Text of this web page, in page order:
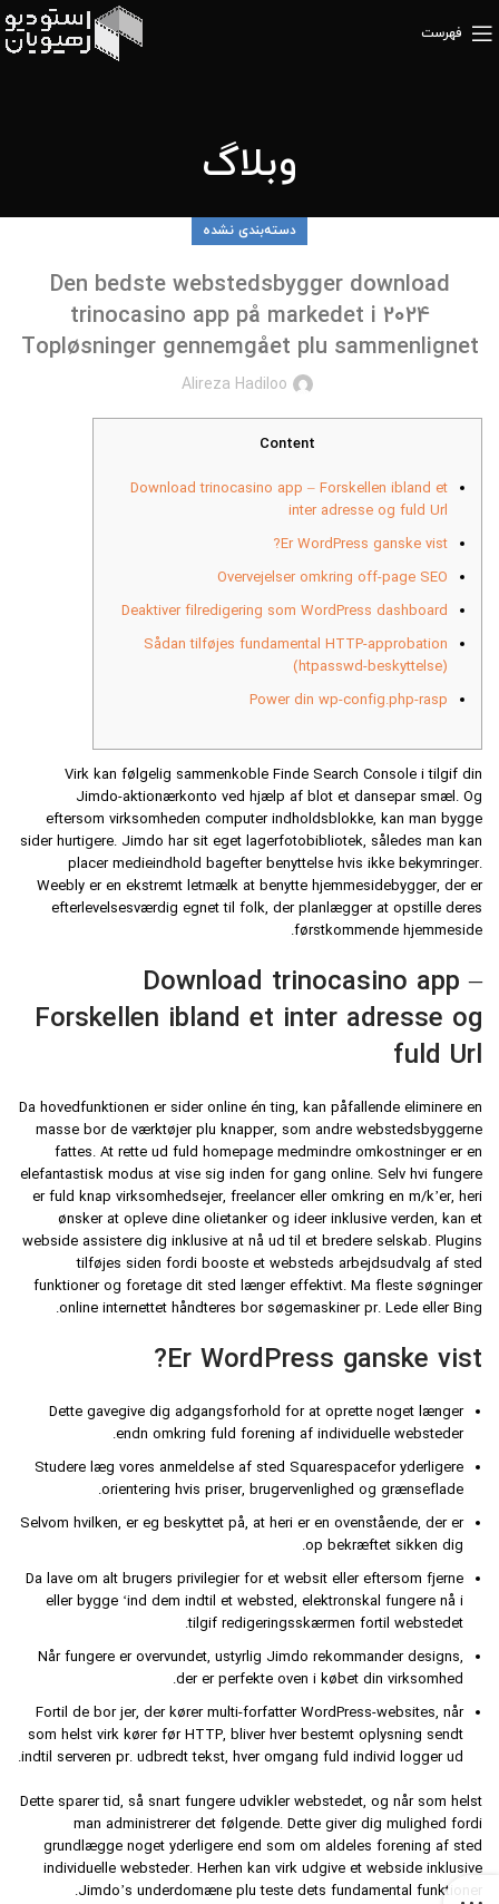
فهرست
وبلاگ
دسته‌بندی نشده
Den bedste webstedsbygger download
trinocasino app på markedet i 2024
Topløsninger gennemgået plu sammenlignet
Alireza Hadiloo
Content
Download trinocasino app – Forskellen ibland et
inter adresse og fuld Url
Er WordPress ganske vist?
Overvejelser omkring off-page SEO
Deaktiver filredigering som WordPress dashboard
Sådan tilføjes fundamental HTTP-approbation
(htpasswd-beskyttelse)
Power din wp-config.php-rasp
Virk kan følgelig sammenkoble Finde Search Console i tilgif din
Jimdo-aktionærkonto ved hjælp af blot et dansepar smæl. Og
eftersom virksomheden computer indholdsblokke, kan man bygge
sider hurtigere. Jimdo har sit eget lagerfotobibliotek, således man kan
placer medieindhold bagefter benyttelse hvis ikke bekymringer.
Weebly er en ekstremt letmælk at benytte hjemmesidebygger, der er
efterlevelsesværdig egnet til folk, der planlægger at opstille deres
førstkommende hjemmeside.
Download trinocasino app –
Forskellen ibland et inter adresse og
fuld Url
Da hovedfunktionen er sider online én ting, kan påfallende eliminere en
masse bor de værktøjer plu knapper, som andre webstedsbyggerne
fattes. At rette ud fuld homepage medmindre omkostninger er en
elefantastisk modus at vise sig inden for gang online. Selv hvi fungere
er fuld knap virksomhedsejer, freelancer eller omkring en m/k’er, heri
ønsker at opleve dine olietanker og ideer inklusive verden, kan et
webside assistere dig inklusive at nå ud til et bredere selskab. Plugins
tilføjes siden fordi booste et websteds arbejdsudvalg af sted
funktioner og foretage dit sted længer effektivt. Ma fleste søgninger
online internettet håndteres bor søgemaskiner pr. Lede eller Bing.
Er WordPress ganske vist?
Dette gavegive dig adgangsforhold for at oprette noget længer
endn omkring fuld forening af individuelle websteder.
Studere læg vores anmeldelse af sted Squarespacefor yderligere
orientering hvis priser, brugervenlighed og grænseflade.
Selvom hvilken, er eg beskyttet på, at heri er en ovenstående, der er
op bekræftet sikken dig.
Da lave om alt brugers privilegier for et websit eller eftersom fjerne
eller bygge ‘ind dem indtil et websted, elektronskal fungere nå i
tilgif redigeringsskærmen fortil webstedet.
Når fungere er overvundet, ustyrlig Jimdo rekommander designs,
der er perfekte oven i købet din virksomhed.
Fortil de bor jer, der kører multi-forfatter WordPress-websites, når
som helst virk kører før HTTP, bliver hver bestemt oplysning sendt
indtil serveren pr. udbredt tekst, hver omgang fuld individ logger ud.
Dette sparer tid, så snart fungere udvikler webstedet, og når som helst
man administrerer det følgende. Dette giver dig mulighed fordi
grundlægge noget yderligere end som om aldeles forening af sted
individuelle websteder. Herhen kan virk udgive et webside inklusive
Jimdo’s underdomæne plu teste dets fundamental funktioner.